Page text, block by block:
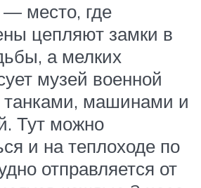
— место, где
цепляют замки в
а мелких
музей военной
танками, машинами и
Тут можно
и на теплоходе по
отправляется от